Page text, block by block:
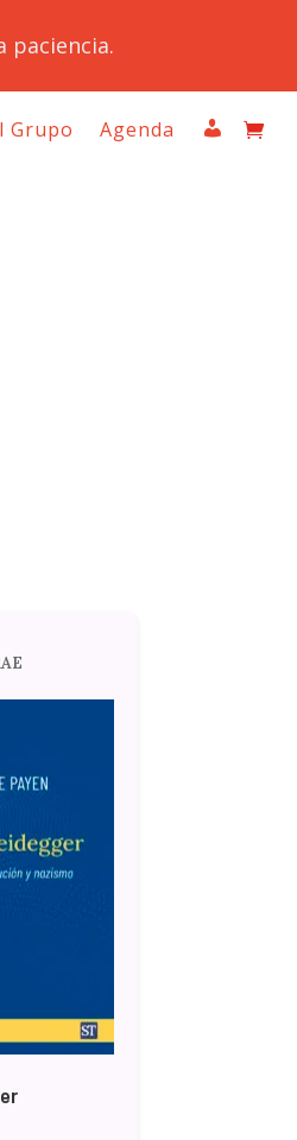
paciencia.
Grupo Agenda